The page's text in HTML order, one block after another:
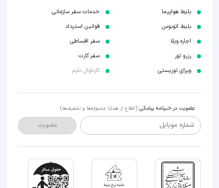
بلیط هواپیما
بلیط اتوبوس
اجاره ویلا
رزرو تور
ویزای توریستی
خدمات سفر سازمانی
قوانین استرداد
سفر اقساطی
سفر کارت
کارناوال تایم
عضویت در خبرنامه پیامکی (اطلاع از هدایا جشنواره‌ها و تخفیف‌ها)
شماره موبایل عضویت